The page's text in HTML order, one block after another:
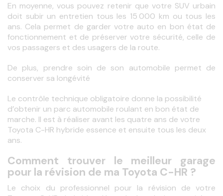
En moyenne, vous pouvez retenir que votre SUV urbain
doit subir un entretien tous les 15 000 km ou tous les
ans. Cela permet de garder votre auto en bon état de
fonctionnement et de préserver votre sécurité, celle de
vos passagers et des usagers de la route.
De plus, prendre soin de son automobile permet de
conserver sa longévité
Le contrôle technique obligatoire donne la possibilité
d’obtenir un parc automobile roulant en bon état de
marche. Il est à réaliser avant les quatre ans de votre
Toyota C-HR hybride essence et ensuite tous les deux
ans.
Comment trouver le meilleur garage
pour la révision de ma Toyota C-HR ?
Le choix du professionnel pour la révision de votre